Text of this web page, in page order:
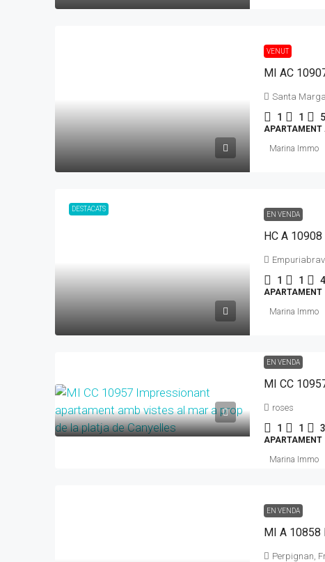
VENUT
Santa
1 1
Marina Immo
DESTACATS
EN VENDA
1 1
APARTAMENT
Marina Immo
EN VENDA
roses
1 1
APARTAMENT
Marina Immo
EN VENDA
Perpignan,